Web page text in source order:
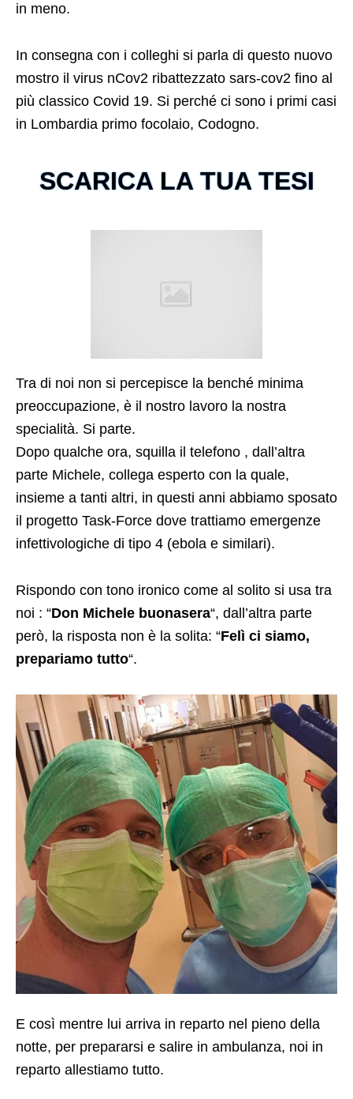
in meno.
In consegna con i colleghi si parla di questo nuovo
mostro il virus nCov2 ribattezzato sars-cov2 fino al
più classico Covid 19. Si perché ci sono i primi casi
in Lombardia primo focolaio, Codogno.
SCARICA LA TUA TESI
Tra di noi non si percepisce la benché minima
preoccupazione, è il nostro lavoro la nostra
specialità. Si parte.
Dopo qualche ora, squilla il telefono , dall’altra
parte Michele, collega esperto con la quale,
insieme a tanti altri, in questi anni abbiamo sposato
il progetto Task-Force dove trattiamo emergenze
infettivologiche di tipo 4 (ebola e similari).
Rispondo con tono ironico come al solito si usa tra
noi : “Don Michele buonasera“, dall’altra parte
però, la risposta non è la solita: “Felì ci siamo,
prepariamo tutto“.
E così mentre lui arriva in reparto nel pieno della
notte, per prepararsi e salire in ambulanza, noi in
reparto allestiamo tutto.